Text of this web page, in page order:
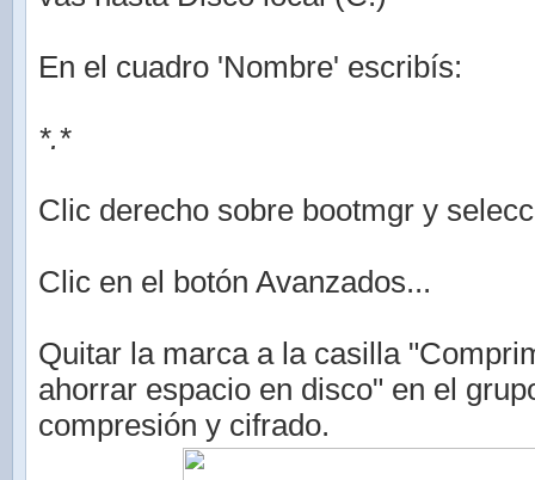
En el cuadro 'Nombre' escribís:
*.*
Clic derecho sobre bootmgr y
Clic en el botón Avanzados...
Quitar la marca a la casilla
ahorrar espacio en disco" en el
compresión y cifrado.